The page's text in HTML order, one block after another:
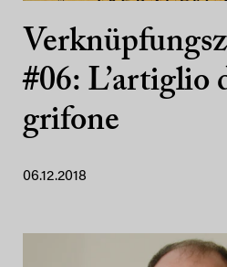
#06: L’artiglio
grifone
06.12.2018